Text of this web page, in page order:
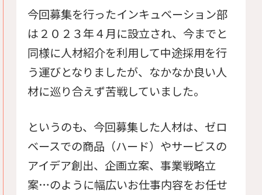
今回募集を行ったインキュベーション部
は２０２３年４月に設立され、今までと
同様に人材紹介を利用して中途採用を行
う運びとなりましたが、なかなか良い人
材に巡り合えず苦戦していました。
というのも、今回募集した人材は、ゼロ
ベースでの商品（ハード）やサービスの
アイデア創出、企画立案、事業戦略立
案…のように幅広いお仕事内容をお任せ